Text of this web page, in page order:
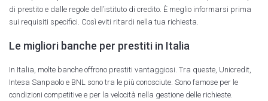
di prestito e dalle regole dell’istituto di credito. È meglio informarsi prima
sui requisiti specifici. Così eviti ritardi nella tua richiesta.
Le migliori banche per prestiti in Italia
In Italia, molte banche offrono prestiti vantaggiosi. Tra queste, Unicredit,
Intesa Sanpaolo e BNL sono tra le più conosciute. Sono famose per le
condizioni competitive e per la velocità nella gestione delle richieste.